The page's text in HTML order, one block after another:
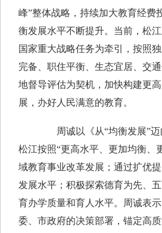
峰”整体战略，持续加大教育经费
衡发展水平不断提升。当前，松
国家重大战略任务为牵引，按照
完备、职住平衡、生态宜居、交
地督导评估为契机，加快构建更
展，办好人民满意的教育。
周诚以《从“均衡发展”迈向“
松江按照“更高水平、更加均衡、
域教育事业改革发展；通过扩优
发展水平；积极探索德育为先、
育办学质量和育人水平。周诚表
委、市政府的决策部署，锚定高